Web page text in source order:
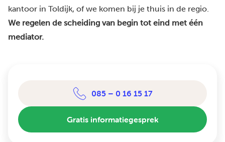
kantoor in Toldijk, of we komen bij je thuis in de regio.
We regelen de scheiding van begin tot eind met één
mediator.
085 – 0 16 15 17
Gratis informatiegesprek